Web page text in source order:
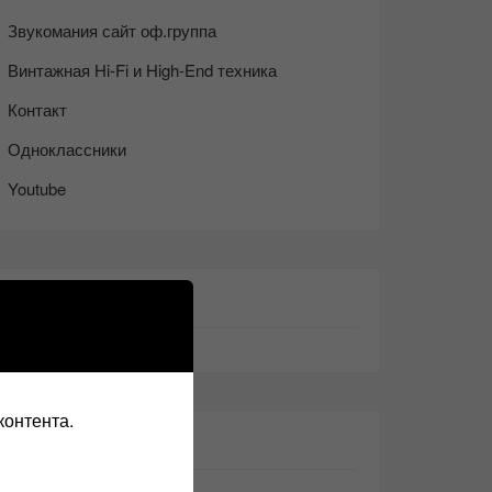
Звукомания сайт оф.группа
Винтажная Hi-Fi и High-End техника
Контакт
Одноклассники
Youtube